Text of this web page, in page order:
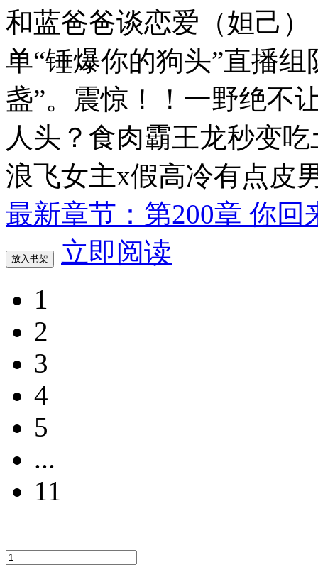
和蓝爸爸谈恋爱（妲己
单“锤爆你的狗头”直播
盏”。震惊！！一野绝不
人头？食肉霸王龙秒变
浪飞女主x假高冷有点皮
最新章节：第200章 你回
放入书架
立即阅读
1
2
3
4
5
...
11